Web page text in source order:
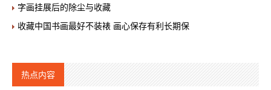
字画挂展后的除尘与收藏
收藏中国书画最好不装裱 画心保存有利长期保
热点内容